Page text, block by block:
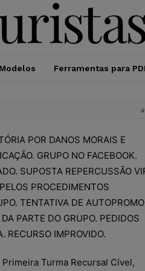
Modelos Ferramentas para
POR DANOS MORAIS E
GRUPO NO FACEBOOK.
SUPOSTA REPERCUSSÃO
PROCEDIMENTOS
TENTATIVA DE
PARTE DO GRUPO. PEDIDOS
RECURSO IMPROVIDO.
Turma Recursal Cível,